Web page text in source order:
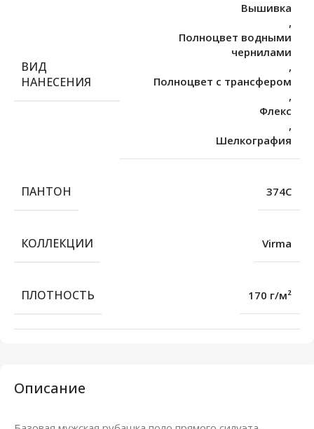
Описание
ВИД
НАНЕСЕНИЯ
Вышивка
,
Полноцвет водными
чернилами
,
Полноцвет с трансфером
,
Флекс
,
Шелкография
ПАНТОН 374C
КОЛЛЕКЦИИ Virma
ПЛОТНОСТЬ 170 г/м²